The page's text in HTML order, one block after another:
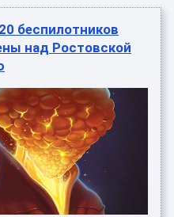
беспилотников
над Ростовской